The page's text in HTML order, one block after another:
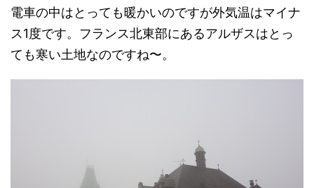
電車の中はとっても暖かいのですが外気温はマイナ
ス1度です。フランス北東部にあるアルザスはとっ
ても寒い土地なのですね〜。